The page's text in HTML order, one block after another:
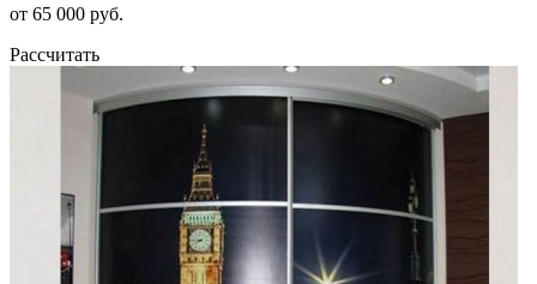
от 65 000 руб.
Рассчитать